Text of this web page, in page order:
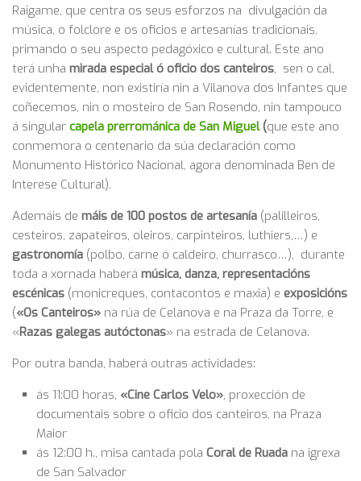
Raigame, que centra os seus esforzos na divulgación da
música, o folclore e os oficios e artesanías tradicionais,
primando o seu aspecto pedagóxico e cultural. Este ano
terá unha mirada especial ó oficio dos canteiros, sen o cal,
evidentemente, non existiría nin a Vilanova dos Infantes que
coñecemos, nin o mosteiro de San Rosendo, nin tampouco
á singular capela prerrománica de San Miguel(que este ano
conmemora o centenario da súa declaración como
Monumento Histórico Nacional, agora denominada Ben de
Interese Cultural).
Ademáis de máis de 100 postos de artesanía (palilleiros,
cesteiros, zapateiros, oleiros, carpinteiros, luthiers,…) e
gastronomía (polbo, carne ó caldeiro, churrasco…), durante
toda a xornada haberá música, danza, representacións
escénicas (monicreques, contacontos e maxia) e exposicións
(«Os Canteiros» na rúa de Celanova e na Praza da Torre, e
«Razas galegas autóctonas» na estrada de Celanova.
Por outra banda, haberá outras actividades:
ás 11:00 horas, «Cine Carlos Velo», proxección de
documentais sobre o oficio dos canteiros, na Praza
Maior
ás 12:00 h., misa cantada pola Coral de Ruada na igrexa
de San Salvador